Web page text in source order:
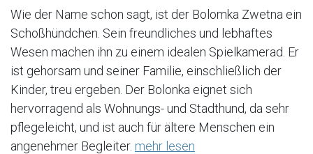
Wie der Name schon sagt, ist der Bolomka Zwetna ein
Schoßhündchen. Sein freundliches und lebhaftes
Wesen machen ihn zu einem idealen Spielkamerad. Er
ist gehorsam und seiner Familie, einschließlich der
Kinder, treu ergeben. Der Bolonka eignet sich
hervorragend als Wohnungs- und Stadthund, da sehr
pflegeleicht, und ist auch für ältere Menschen ein
angenehmer Begleiter. mehr lesen